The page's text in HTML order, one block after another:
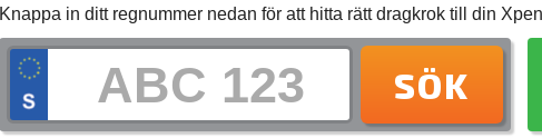
Knappa in ditt regnummer nedan för att hitta rätt dragkrok till din
SÖK